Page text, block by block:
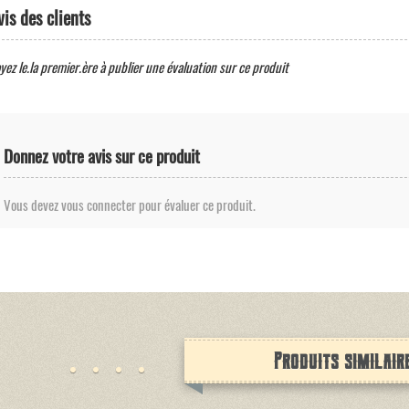
des clients
le.la premier.ère à publier une évaluation sur ce produit
Donnez votre avis sur ce produit
Vous devez vous connecter pour évaluer ce produit.
Produits